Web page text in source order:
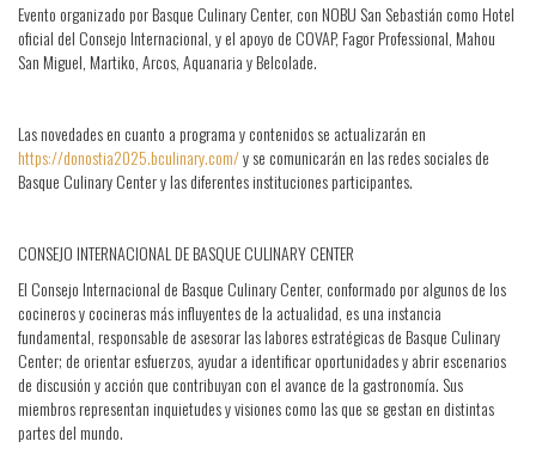
Evento organizado por Basque Culinary Center, con NOBU San Sebastián como Hotel
oficial del Consejo Internacional, y el apoyo de COVAP, Fagor Professional, Mahou
San Miguel, Martiko, Arcos, Aquanaria y Belcolade.
Las novedades en cuanto a programa y contenidos se actualizarán en
https://donostia2025.bculinary.com/y se comunicarán en las redes sociales de
Basque Culinary Center y las diferentes instituciones participantes.
CONSEJO INTERNACIONAL DE BASQUE CULINARY CENTER
El Consejo Internacional de Basque Culinary Center, conformado por algunos de los
cocineros y cocineras más influyentes de la actualidad, es una instancia
fundamental, responsable de asesorar las labores estratégicas de Basque Culinary
Center; de orientar esfuerzos, ayudar a identificar oportunidades y abrir escenarios
de discusión y acción que contribuyan con el avance de la gastronomía. Sus
miembros representan inquietudes y visiones como las que se gestan en distintas
partes del mundo.